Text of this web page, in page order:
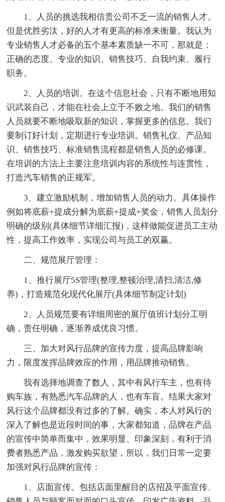
1、人员的挑选我相信贵公司不乏一流的销售人才。
但是优胜劣汰，好的人才有更高的标准来衡量。我认为
专业销售人才必备的五个基本素质缺一不可，那就是：
正确的态度、专业的知识、销售技巧、自我约束、履行
职务。
2、人员的培训。在这个信息社会，只有不断地用知
识武装自己，才能在社会上立于不败之地。我们的销售
人员就要不断地吸取新的知识，掌握更多的信息。我们
要制订好计划，定期进行专业培训。销售礼仪、产品知
识、销售技巧、标准销售流程都是销售人员的必修课。
在培训的方法上主要注意培训内容的系统性与连贯性，
打造汽车销售的正规军。
3、建立激励机制，增加销售人员的动力。具体操作
例如将底薪+提成分解为底薪+提成+奖金，销售人员划分
明确的级别(具体细节详细汇报)，这样做能促进员工主动
性，提高工作效率，实现公司与员工的双赢。
二、规范展厅管理：
1、推行展厅5S管理(整理,整顿治理,清扫,清洁,修
养)，打造规范化现代化展厅(具体细节制定计划)
2、人员规范要有详细周密的展厅值班计划分工明
确，责任明确，逐渐养成优良习惯。
三、加大对风行品牌的宣传力度，提高品牌影响
力，限度发挥品牌效应的作用，用品牌推动销售。
我有选择地调查了数人，其中有风行车主，也有待
购车族，有熟悉汽车品牌的人，也有车盲。结果大家对
风行这个品牌都没有过多的了解。确实，本人对风行的
深入了解也是近段时间的事，大家都知道，品牌在产品
的宣传中简单而集中，效果明显、印象深刻，有利于消
费者熟悉产品，激发购买欲望，所以，我们日常一定要
加强对风行品牌的宣传：
1、店面宣传。包括店面里醒目的店招及平面宣传、